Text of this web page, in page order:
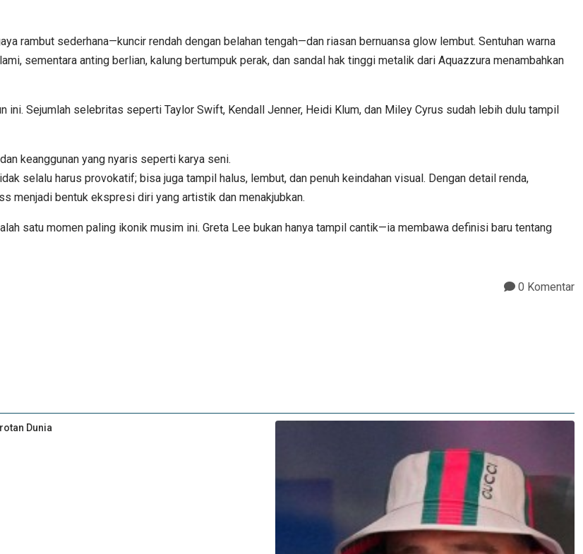
rambut sederhana—kuncir rendah dengan belahan tengah—dan riasan bernuansa glow lembut. Sentuhan warna
sementara anting berlian, kalung bertumpuk perak, dan sandal hak tinggi metalik dari Aquazzura menambahkan
Sejumlah selebritas seperti Taylor Swift, Kendall Jenner, Heidi Klum, dan Miley Cyrus sudah lebih dulu tampil
keanggunan yang nyaris seperti karya seni.
selalu harus provokatif; bisa juga tampil halus, lembut, dan penuh keindahan visual. Dengan detail renda,
menjadi bentuk ekspresi diri yang artistik dan menakjubkan.
satu momen paling ikonik musim ini. Greta Lee bukan hanya tampil cantik—ia membawa definisi baru tentang
0 Komentar
Dunia